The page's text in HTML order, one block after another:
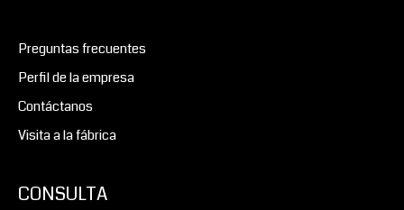
Preguntas frecuentes
Perfil de la empresa
Contáctanos
Visita a la fábrica
CONSULTA